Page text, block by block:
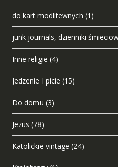
do kart modlitewnych (1)
junk journals, dzienniki
Inne religie (4)
Jedzenie I picie (15)
Do domu (3)
Jezus (78)
Katolickie vintage (24)